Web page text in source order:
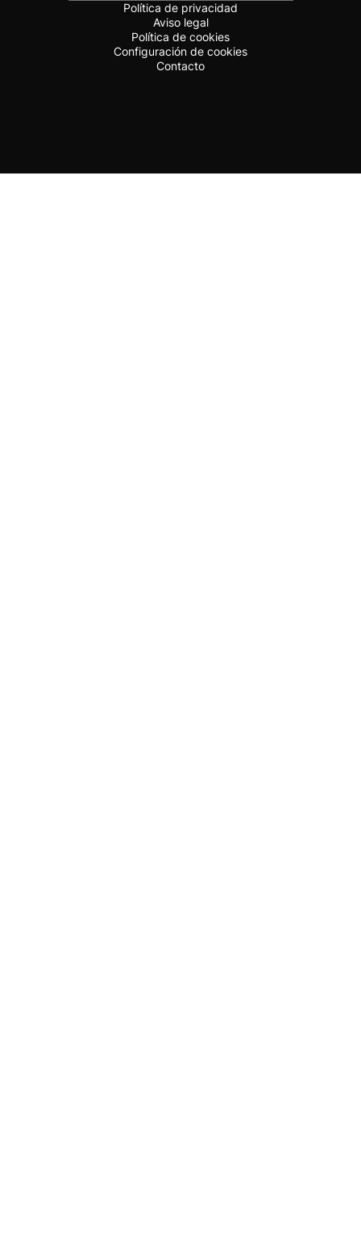
Política de privacidad
Aviso legal
Política de cookies
Configuración de cookies
Contacto